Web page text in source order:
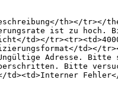
th></
ist zu
td></
td></
Adresse.
Bitte